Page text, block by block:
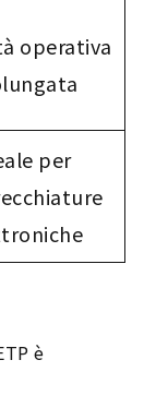
operativa
per
è